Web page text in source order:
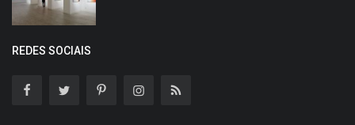
REDES SOCIAIS